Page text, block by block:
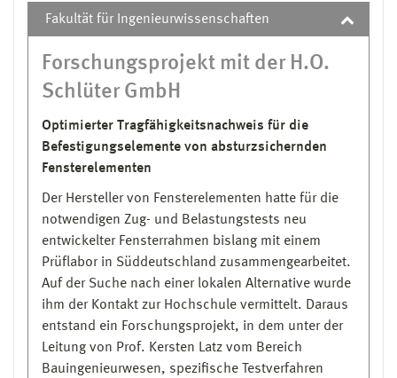
Fakultät für Ingenieurwissenschaften
Forschungsprojekt mit der H.O.
Schlüter GmbH
Optimierter Tragfähigkeitsnachweis für die
Befestigungselemente von absturzsichernden
Fensterelementen
Der Hersteller von Fensterelementen hatte für die
notwendigen Zug- und Belastungstests neu
entwickelter Fensterrahmen bislang mit einem
Prüflabor in Süddeutschland zusammengearbeitet.
Auf der Suche nach einer lokalen Alternative wurde
ihm der Kontakt zur Hochschule vermittelt. Daraus
entstand ein Forschungsprojekt, in dem unter der
Leitung von Prof. Kersten Latz vom Bereich
Bauingenieurwesen, spezifische Testverfahren